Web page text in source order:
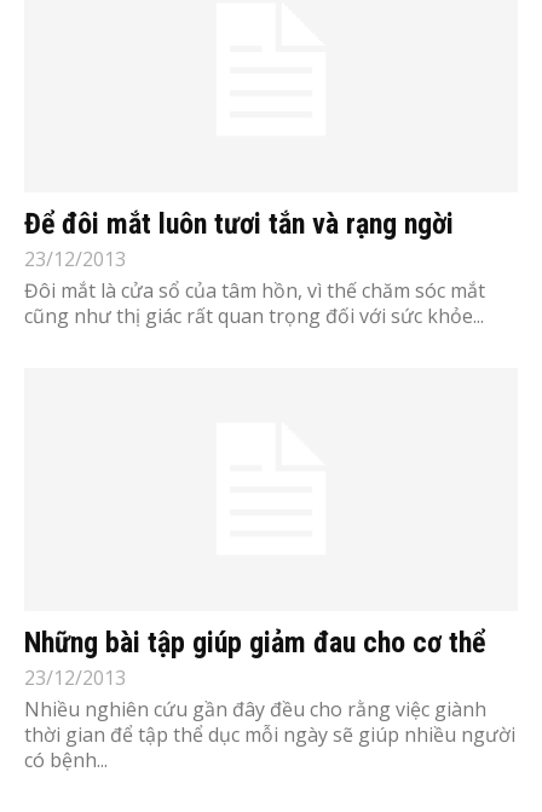
Để đôi mắt luôn tươi tắn và rạng ngời
23/12/2013
Đôi mắt là cửa sổ của tâm hồn, vì thế chăm sóc mắt
cũng như thị giác rất quan trọng đối với sức khỏe...
Những bài tập giúp giảm đau cho cơ thể
23/12/2013
Nhiều nghiên cứu gần đây đều cho rằng việc giành
thời gian để tập thể dục mỗi ngày sẽ giúp nhiều người
có bệnh...